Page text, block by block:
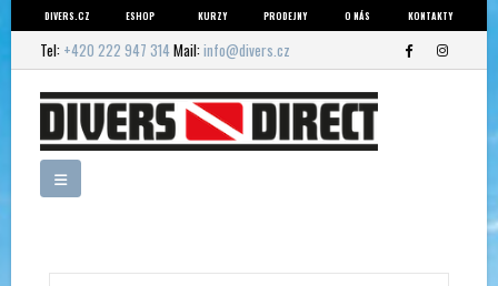
DIVERS.CZ ESHOP KURZY PRODEJNY O NÁS KONTAKTY
Tel: +420 222 947 314Mail:info@divers.cz